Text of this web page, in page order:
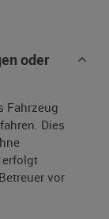
oder
Fahrzeug
Dies
erfolgt
vor